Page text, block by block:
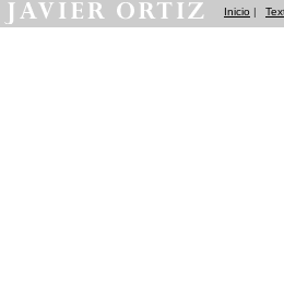
Inicio |